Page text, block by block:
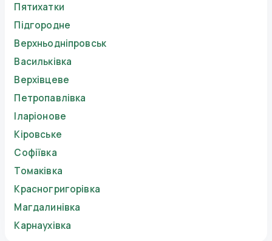
Пятихатки
Підгородне
Верхньодніпровськ
Васильківка
Верхівцеве
Петропавлівка
Іларіонове
Кіровське
Софіївка
Томаківка
Красногригорівка
Магдалинівка
Карнаухівка